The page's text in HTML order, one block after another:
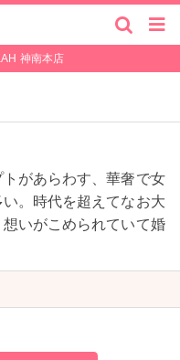
神南本店
があらわす、華奢で女
。時代を超えてなお大
いがこめられていて婚